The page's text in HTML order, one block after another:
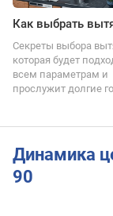
Как выбрать
Секреты выбора
которая будет
всем параметрам и
прослужит долгие
Динамика
90